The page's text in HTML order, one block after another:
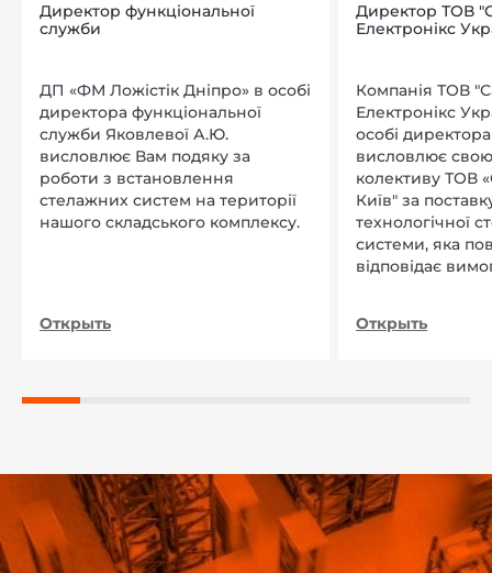
Директор функціональної
служби
ДП «ФМ Ложістік Дніпро» в особі
директора функціональної
служби Яковлевої А.Ю.
висловлює Вам подяку за
роботи з встановлення
стелажних систем на території
нашого складського комплексу.
Открыть
Директор ТОВ
Електронікс
Компанія ТОВ
Електронікс
особі
висловлює
колективу ТОВ
Київ" за
технологічної
системи, яка
відповідає
Открыть